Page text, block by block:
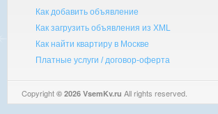
Как добавить объявление
Как загрузить объявления из XML
Как найти квартиру в Москве
Платные услуги / договор-оферта
Copyright © 2026 VsemKv.ru All rights reserved.